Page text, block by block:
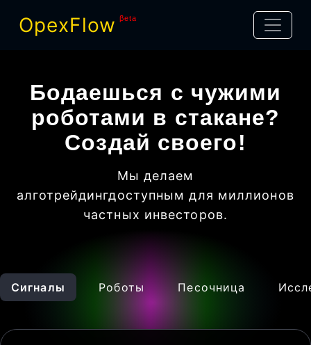
OpexFlow βeta
Бодаешься с чужими
роботами в стакане?
Создай своего!
Мы делаем
алготрейдингдоступным для миллионов
частных инвесторов.
Сигналы Роботы Песочница